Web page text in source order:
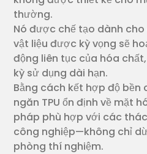
thường.
Nó được chế tạo dành
vật liệu được kỳ vọng sẽ
động liên tục của hóa
kỳ sử dụng dài hạn.
Bằng cách kết hợp độ
ngăn TPU ổn định về mặt
pháp phù hợp với các
công nghiệp—không chỉ
phòng thí nghiệm.